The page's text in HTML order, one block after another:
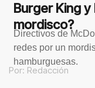
Burger King y
mordisco?
Directivos de
redes por un
hamburguesas.
Por: Redacción